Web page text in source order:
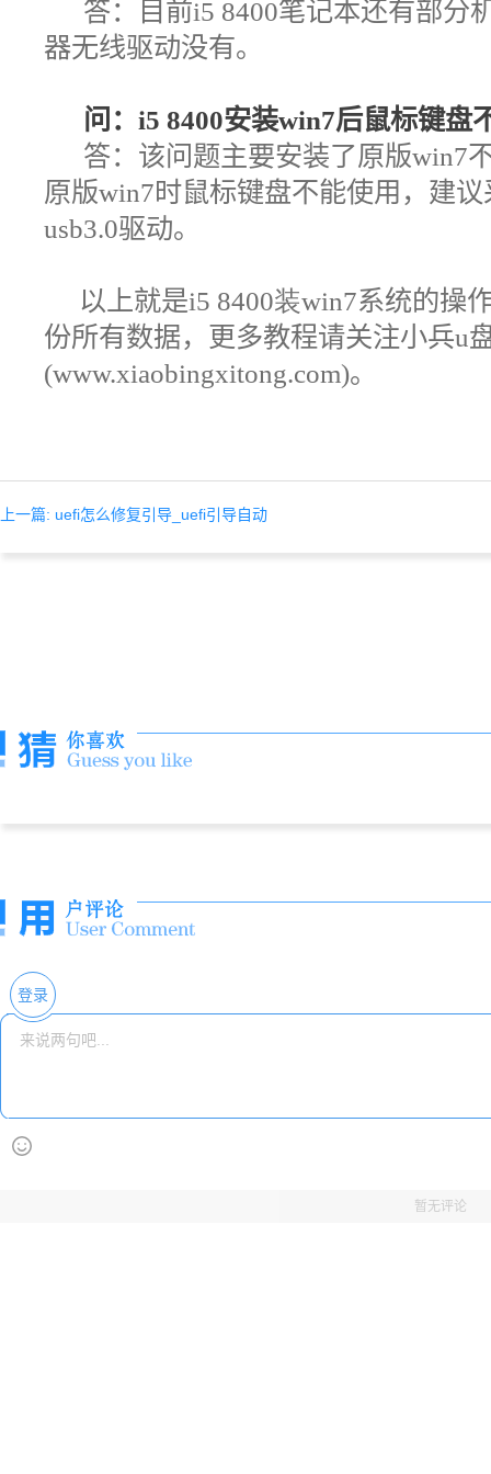
答：目前i5 8400笔记本还有部分
器无线驱动没有。
问：i5 8400安装win7后鼠标键盘
答：该问题主要安装了原版win7
原版win7时鼠标键盘不能使用，建
usb3.0驱动。
以上就是i5 8400装win7系统的操
份所有数据，更多教程请关注小兵u
(www.xiaobingxitong.com)。
上一篇: uefi怎么修复引导_uefi引导自动
登录
暂无评论